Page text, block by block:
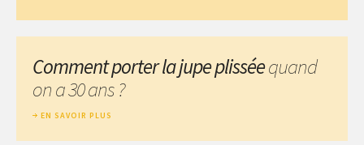
Comment porter la jupe plisséequand
on a 30 ans ?
EN SAVOIR PLUS